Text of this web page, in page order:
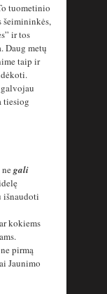
tuometinio
šeimininkės,
ir tos
Daug metų
taip ir
tiesiog
gali
išnaudoti
kokiems
pirmą
Jaunimo